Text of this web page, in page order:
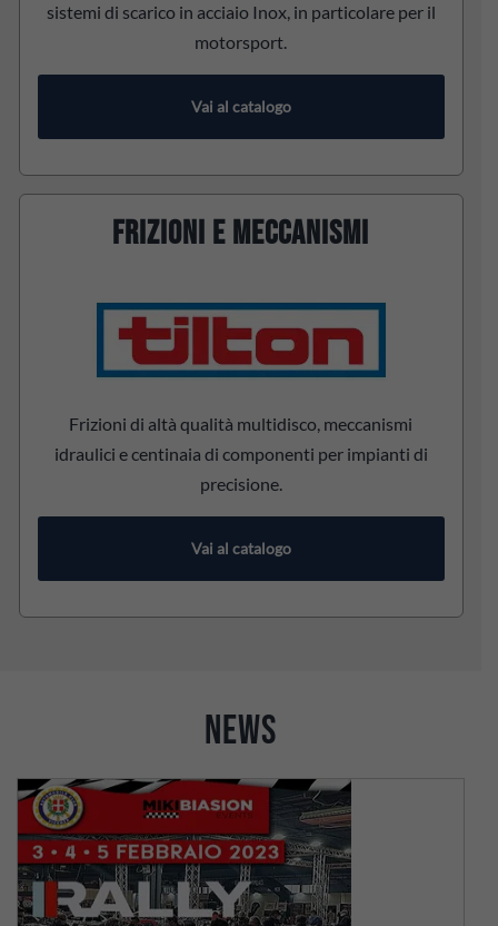
sistemi di scarico in acciaio Inox, in particolare per il
motorsport.
Vai al catalogo
FRIZIONI E MECCANISMI
Frizioni di altà qualità multidisco, meccanismi
idraulici e centinaia di componenti per impianti di
precisione.
Vai al catalogo
NEWS